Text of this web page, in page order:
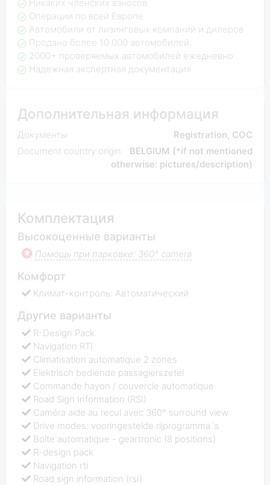
Никаких членских взносов
Операции по всей Европе
Автомобили от лизинговых компаний и дилеров
Продано более 10 000 автомобилей.
2000+ проверяемых автомобилей ежедневно
Надежная экспертная документация
Дополнительная информация
Документы
Registration, COC
Document country origin
BELGIUM (*if not mentioned
otherwise: pictures/description)
Комплектация
Высокоценные варианты
Помощь при парковке: 360° camera
Комфорт
Климат-контроль: Автоматический
Другие варианты
R-Design Pack
Navigation RTI
Climatisation automatique 2 zones
Elektrisch bediende passagierszetel
Commande hayon / couvercle automatique
Road Sign Information (RSI)
Caméra aide au recul avec 360° surround view
Drive modes: vooringestelde rijprogramma`s
Boîte automatique - geartronic (8 positions)
R-design pack
Navigation rti
Road sign information (rsi)